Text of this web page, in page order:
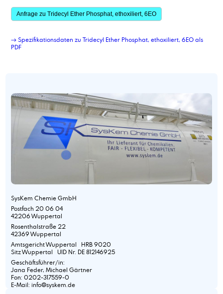
Anfrage zu Tridecyl Ether Phosphat, ethoxiliert, 6EO
→ Spezifikationsdaten zu Tridecyl Ether Phosphat, ethoxiliert, 6EO als
PDF
SysKem Chemie GmbH
Postfach 20 06 04
42206 Wuppertal
Rosenthalstraße 22
42369 Wuppertal
Amtsgericht Wuppertal HRB 9020
Sitz Wuppertal UID Nr. DE 812146925
Geschäftsführer/in:
Jana Feder, Michael Gärtner
Fon: 0202-317559-0
E-Mail: info@syskem.de